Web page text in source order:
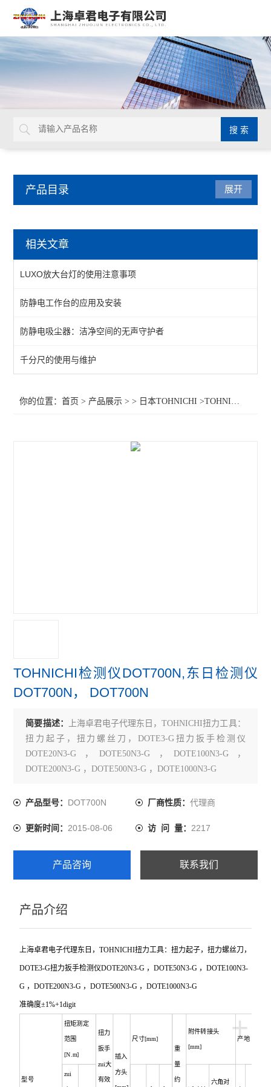
产品目录 展开
相关文章
LUXO放大台灯的使用注意事项
防静电工作台的应用及安装
防静电吸尘器：洁净空间的无声守护者
千分尺的使用与维护
你的位置：首页 > 产品展示 > > 日本TOHNICHI >TOHNICHI检测仪DOT700N,东日检测仪DOT700N， DOT700N
TOHNICHI检测仪DOT700N,东日检测仪
DOT700N， DOT700N
简要描述：
上海卓君电子代理东日，TOHNICHI扭力工具：
扭力起子，扭力螺丝刀，DOTE3-G扭力扳手检测仪
DOTE20N3-G ，DOTE50N3-G ，DOTE100N3-G ，
DOTE200N3-G ，DOTE500N3-G ，DOTE1000N3-G
产品型号： DOT700N 厂商性质： 代理商
更新时间：2015-08-06 访 问 量： 2217
产品咨询 联系我们
产品介绍
上海卓君电子代理东日，TOHNICHI扭力工具：扭力起子，扭力螺丝刀，
DOTE3-G扭力扳手检测仪DOTE20N3-G ，DOTE50N3-G ，DOTE100N3-
G ，DOTE200N3-G ，DOTE500N3-G ，DOTE1000N3-G
准确度±1%+1digit
+
型号
扭矩测定
范围
[N.m]
扭力
扳手
zui大
有效
插入
方头
尺寸[mm]
重
量
约
附件转接头
[mm]
产地
zui
六角对